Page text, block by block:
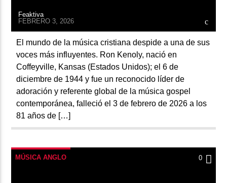
Feaktiva
FEBRERO 3, 2026
El mundo de la música cristiana despide a una de sus
voces más influyentes. Ron Kenoly, nació en
Coffeyville, Kansas (Estados Unidos); el 6 de
diciembre de 1944 y fue un reconocido líder de
adoración y referente global de la música gospel
contemporánea, falleció el 3 de febrero de 2026 a los
81 años de […]
MÚSICA ANGLO 0